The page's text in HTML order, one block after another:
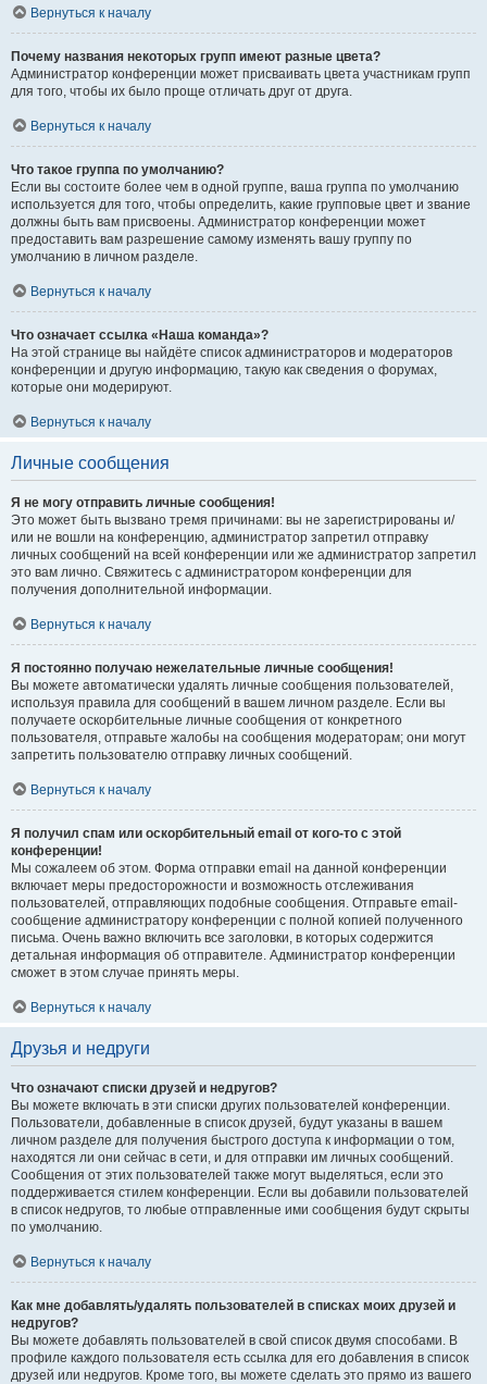
Вернуться к началу
Почему названия некоторых групп имеют разные цвета?
Администратор конференции может присваивать цвета участникам групп
для того, чтобы их было проще отличать друг от друга.
Вернуться к началу
Что такое группа по умолчанию?
Если вы состоите более чем в одной группе, ваша группа по умолчанию
используется для того, чтобы определить, какие групповые цвет и звание
должны быть вам присвоены. Администратор конференции может
предоставить вам разрешение самому изменять вашу группу по
умолчанию в личном разделе.
Вернуться к началу
Что означает ссылка «Наша команда»?
На этой странице вы найдёте список администраторов и модераторов
конференции и другую информацию, такую как сведения о форумах,
которые они модерируют.
Вернуться к началу
Личные сообщения
Я не могу отправить личные сообщения!
Это может быть вызвано тремя причинами: вы не зарегистрированы и/
или не вошли на конференцию, администратор запретил отправку
личных сообщений на всей конференции или же администратор запретил
это вам лично. Свяжитесь с администратором конференции для
получения дополнительной информации.
Вернуться к началу
Я постоянно получаю нежелательные личные сообщения!
Вы можете автоматически удалять личные сообщения пользователей,
используя правила для сообщений в вашем личном разделе. Если вы
получаете оскорбительные личные сообщения от конкретного
пользователя, отправьте жалобы на сообщения модераторам; они могут
запретить пользователю отправку личных сообщений.
Вернуться к началу
Я получил спам или оскорбительный email от кого-то с этой
конференции!
Мы сожалеем об этом. Форма отправки email на данной конференции
включает меры предосторожности и возможность отслеживания
пользователей, отправляющих подобные сообщения. Отправьте email-
сообщение администратору конференции с полной копией полученного
письма. Очень важно включить все заголовки, в которых содержится
детальная информация об отправителе. Администратор конференции
сможет в этом случае принять меры.
Вернуться к началу
Друзья и недруги
Что означают списки друзей и недругов?
Вы можете включать в эти списки других пользователей конференции.
Пользователи, добавленные в список друзей, будут указаны в вашем
личном разделе для получения быстрого доступа к информации о том,
находятся ли они сейчас в сети, и для отправки им личных сообщений.
Сообщения от этих пользователей также могут выделяться, если это
поддерживается стилем конференции. Если вы добавили пользователей
в список недругов, то любые отправленные ими сообщения будут скрыты
по умолчанию.
Вернуться к началу
Как мне добавлять/удалять пользователей в списках моих друзей и
недругов?
Вы можете добавлять пользователей в свой список двумя способами. В
профиле каждого пользователя есть ссылка для его добавления в список
друзей или недругов. Кроме того, вы можете сделать это прямо из вашего